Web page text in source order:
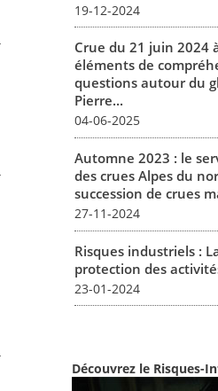
19-12-2024
Crue du 21 juin 2024
éléments de
questions autour du
Pierre...
04-06-2025
Automne 2023 : le
des crues Alpes du
succession de crues
27-11-2024
Risques industriels :
protection des
23-01-2024
Découvrez le Risques-